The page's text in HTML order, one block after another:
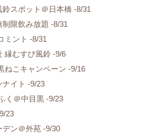
鈴スポット＠日本橋 -8/31
制限飲み放題 -8/31
ミント -8/31
縁むすび風鈴 -9/6
ねこキャンペーン -9/16
ナイト -9/23
く＠中目黒 -9/23
23
デン＠外苑 -9/30